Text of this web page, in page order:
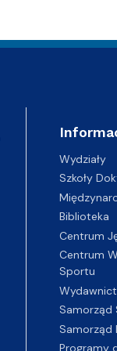
Wydziały
Szkoły
Biblioteka
Centrum
Centrum
Sportu
Samorząd
Programy